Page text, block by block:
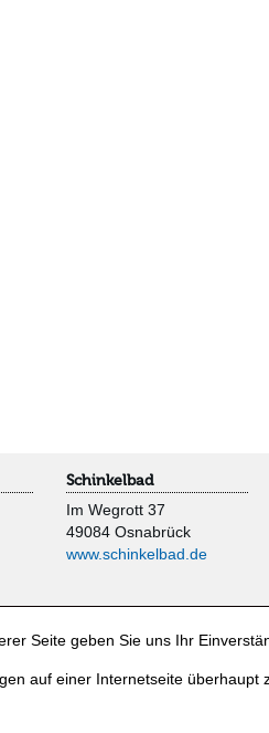
Schinkelbad
Im Wegrott 37
49084 Osnabrück
www.schinkelbad.de
Seite geben Sie uns Ihr
auf einer Internetseite überhaupt